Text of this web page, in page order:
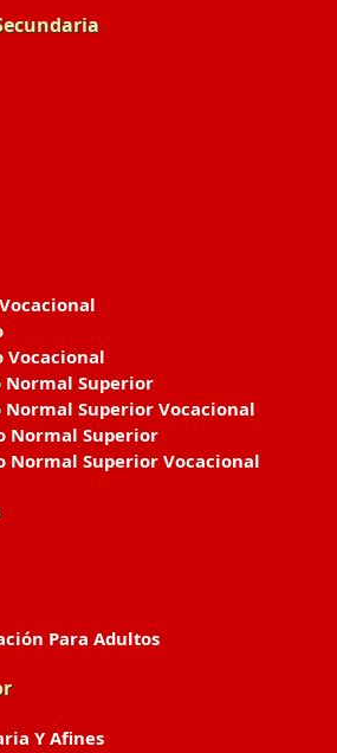
Vocacional
Normal Superior
Normal Superior Vocacional
Normal Superior
Normal Superior Vocacional
Para Adultos
Y Afines